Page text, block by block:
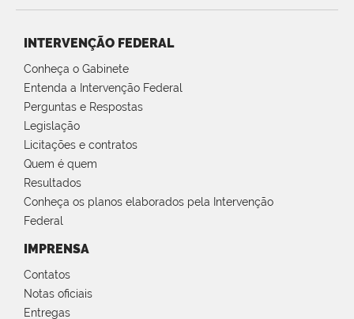
INTERVENÇÃO FEDERAL
Conheça o Gabinete
Entenda a Intervenção Federal
Perguntas e Respostas
Legislação
Licitações e contratos
Quem é quem
Resultados
Conheça os planos elaborados pela Intervenção
Federal
IMPRENSA
Contatos
Notas oficiais
Entregas